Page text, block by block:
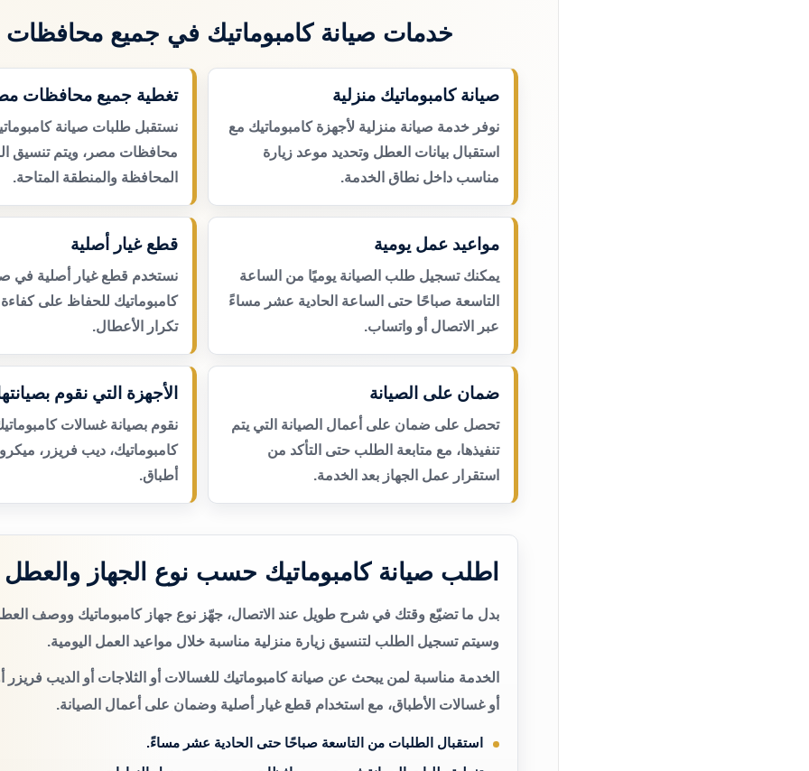
خدمات صيانة كامبوماتيك في جميع
صيانة كامبوماتيك منزلية
نوفر خدمة صيانة منزلية لأجهزة كامبوماتيك مع
استقبال بيانات العطل وتحديد موعد زيارة
مناسب داخل نطاق الخدمة.
تغطية جميع محافظات
نستقبل طلبات صيانة
محافظات مصر، ويتم تنسيق
المحافظة والمنطقة المتاحة.
مواعيد عمل يومية
يمكنك تسجيل طلب الصيانة يوميًا من الساعة
التاسعة صباحًا حتى الساعة الحادية عشر مساءً
عبر الاتصال أو واتساب.
قطع غيار أصلية
نستخدم قطع غيار أصلية في
كامبوماتيك للحفاظ على كفاءة
تكرار الأعطال.
ضمان على الصيانة
تحصل على ضمان على أعمال الصيانة التي يتم
تنفيذها، مع متابعة الطلب حتى التأكد من
استقرار عمل الجهاز بعد الخدمة.
الأجهزة التي نقوم
نقوم بصيانة غسالات
كامبوماتيك، ديب فريزر،
أطباق.
اطلب صيانة كامبوماتيك حسب نوع الجهاز والعطل
بدل ما تضيّع وقتك في شرح طويل عند الاتصال، جهّز نوع جهاز كامبوماتيك ووصف
وسيتم تسجيل الطلب لتنسيق زيارة منزلية مناسبة خلال مواعيد العمل اليومية.
الخدمة مناسبة لمن يبحث عن صيانة كامبوماتيك للغسالات أو الثلاجات أو الديب فريزر
أو غسالات الأطباق، مع استخدام قطع غيار أصلية وضمان على أعمال الصيانة.
استقبال الطلبات من التاسعة صباحًا حتى الحادية عشر مساءً.